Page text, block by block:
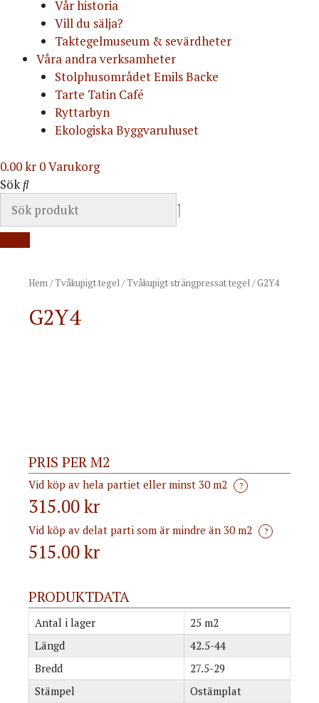
Vår historia
Vill du sälja?
Taktegelmuseum & sevärdheter
Våra andra verksamheter
Stolphusområdet Emils Backe
Tarte Tatin Café
Ryttarbyn
Ekologiska Byggvaruhuset
0.00kr 0Varukorg
Sök
Hem/Tvåkupigt tegel/Tvåkupigt strängpressat tegel/ G2Y4
G2Y4
PRIS PER M2
Vid köp av hela partiet eller minst 30 m2 ?
315.00 kr
Vid köp av delat parti som är mindre än 30 m2 ?
515.00kr
PRODUKTDATA
Antal i lager
25 m2
Längd
42.5-44
Bredd
27.5-29
Stämpel
Ostämplat